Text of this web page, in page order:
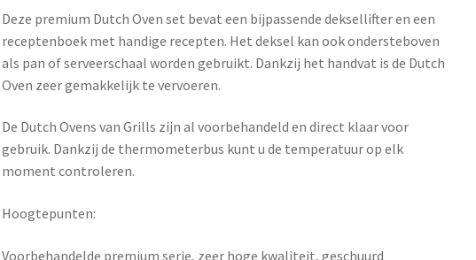
Deze premium Dutch Oven set bevat een bijpassende deksellifter en een
receptenboek met handige recepten. Het deksel kan ook ondersteboven
als pan of serveerschaal worden gebruikt. Dankzij het handvat is de Dutch
Oven zeer gemakkelijk te vervoeren.
De Dutch Ovens van Grills zijn al voorbehandeld en direct klaar voor
gebruik. Dankzij de thermometerbus kunt u de temperatuur op elk
moment controleren.
Hoogtepunten:
Voorbehandelde premium serie, zeer hoge kwaliteit, geschuurd